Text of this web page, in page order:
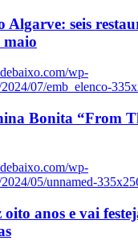
Algarve: seis
maio
wp-
07/emb_elenco-
Bonita “From
wp-
05/unnamed-
anos e vai